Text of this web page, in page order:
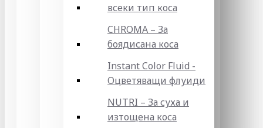
всеки тип коса
CHROMA – За
боядисана коса
Instant Color Fluid -
Оцветяващи флуиди
NUTRI – За суха и
изтощена коса